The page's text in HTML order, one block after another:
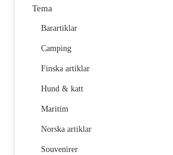
Tema
Barartiklar
Camping
Finska artiklar
Hund & katt
Maritim
Norska artiklar
Souvenirer